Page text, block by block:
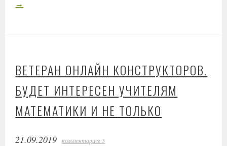
→
ВЕТЕРАН ОНЛАЙН КОНСТРУКТОРОВ.
БУДЕТ ИНТЕРЕСЕН УЧИТЕЛЯМ
МАТЕМАТИКИ И НЕ ТОЛЬКО
21.09.2019 комментариев 5